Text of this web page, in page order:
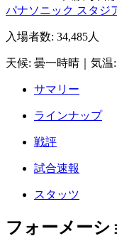
パナソニック スタジ
入場者数: 34,485人
天候: 曇一時晴 気温:
サマリー
ラインナップ
戦評
試合速報
スタッツ
フォーメーシ